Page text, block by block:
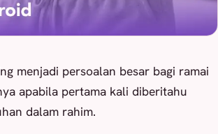
menjadi persoalan besar bagi ramai
apabila pertama kali diberitahu
dalam rahim.